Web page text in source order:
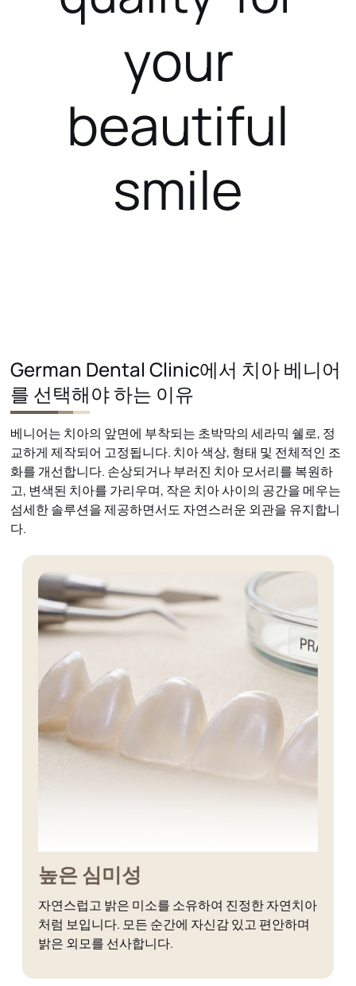
your
beautiful
smile
German Dental Clinic에서 치아 베니어
를 선택해야 하는 이유
베니어는 치아의 앞면에 부착되는 초박막의 세라믹 쉘로, 정
교하게 제작되어 고정됩니다. 치아 색상, 형태 및 전체적인 조
화를 개선합니다. 손상되거나 부러진 치아 모서리를 복원하
고, 변색된 치아를 가리우며, 작은 치아 사이의 공간을 메우는
섬세한 솔루션을 제공하면서도 자연스러운 외관을 유지합니
다.
높은 심미성
자연스럽고 밝은 미소를 소유하여 진정한 자연치아
처럼 보입니다. 모든 순간에 자신감 있고 편안하며
밝은 외모를 선사합니다.